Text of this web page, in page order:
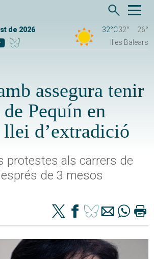
de 2026 32°C32°
26°
Illes Balears
assegura tenir
Pequín en
d’extradició
protestes als carrers de
de 3 mesos